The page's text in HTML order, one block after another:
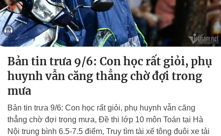
Bản tin trưa 9/6: Con học rất giỏi, phụ
huynh vẫn căng thẳng chờ đợi trong
mưa
Bản tin trưa 9/6: Con học rất giỏi, phụ huynh vẫn căng
thẳng chờ đợi trong mưa, Đề thi lớp 10 môn Toán tại Hà
Nội trung bình 6.5-7.5 điểm, Truy tìm tài xế tông đuôi xe tải